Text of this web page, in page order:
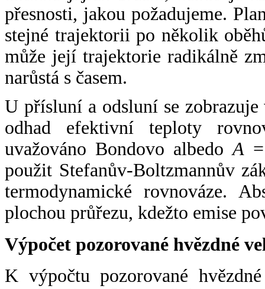
přesnosti, jakou požadujeme.
stejné trajektorii po několik
může její trajektorie radikálně
narůstá s časem.
U přísluní a odsluní se
odhad efektivní teploty
uvažováno Bondovo albedoA
použit Stefanův-Boltzmannův
termodynamické rovnováze.
plochou průřezu, kdežto emise
Výpočet pozorované hvězdné
K výpočtu pozorované